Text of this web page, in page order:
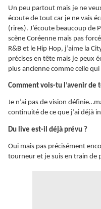
Un peu partout mais je ne
écoute de tout car je ne vais
(rires). J’écoute beaucoup de
scène Coréenne mais pas
R&B et le Hip Hop, j’aime la
précises en tête mais je peux
plus ancienne comme celle
Comment vois-tu l’avenir de
Je n’ai pas de vision
continuité de ce que j’ai déjà
Du live est-il déjà prévu ?
Oui mais pas précisément
tourneur et je suis en train de